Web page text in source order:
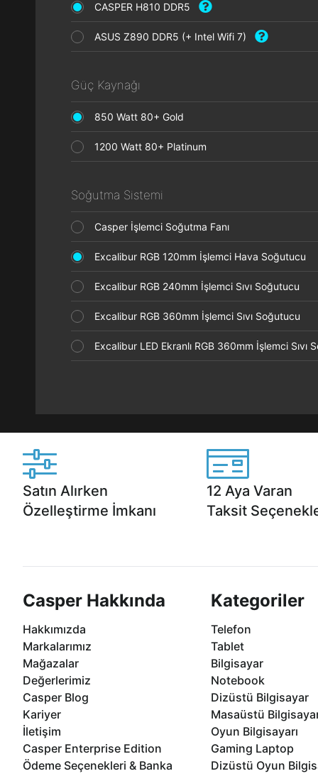
CASPER H810 DDR5
ASUS Z890 DDR5 (+ Intel Wifi 7)
Güç Kaynağı
850 Watt 80+ Gold
1200 Watt 80+ Platinum
Soğutma Sistemi
Casper İşlemci Soğutma Fanı
Excalibur RGB 120mm İşlemci Hava Soğutucu
Excalibur RGB 240mm İşlemci Sıvı Soğutucu
Excalibur RGB 360mm İşlemci Sıvı Soğutucu
Excalibur LED Ekranlı RGB 360mm İşlemci
Satın Alırken
Özelleştirme İmkanı
12 Aya Varan
Taksit
Casper Hakkında
Hakkımızda
Markalarımız
Mağazalar
Değerlerimiz
Casper Blog
Kariyer
İletişim
Casper Enterprise Edition
Ödeme Seçenekleri & Banka
Kategoriler
Telefon
Tablet
Bilgisayar
Notebook
Dizüstü Bilgisayar
Masaüstü
Oyun Bilgisayarı
Gaming Laptop
Dizüstü Oyun